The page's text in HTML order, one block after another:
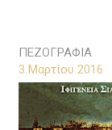
ΠΕΖΟΓΡΑΦΙΑ
3 Μαρτίου 2016